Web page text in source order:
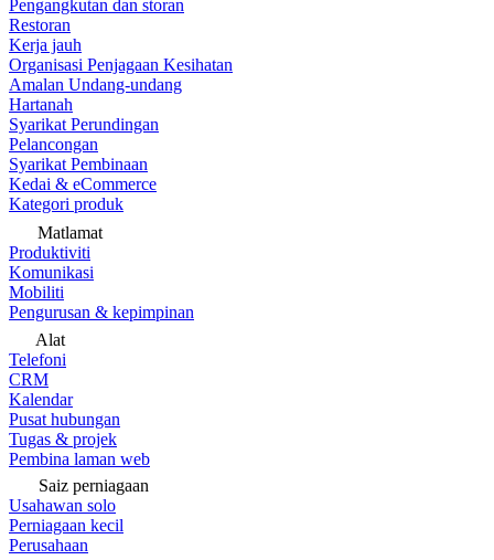
Pengangkutan dan storan
Restoran
Kerja jauh
Organisasi Penjagaan Kesihatan
Amalan Undang-undang
Hartanah
Syarikat Perundingan
Pelancongan
Syarikat Pembinaan
Kedai & eCommerce
Kategori produk
Matlamat
Produktiviti
Komunikasi
Mobiliti
Pengurusan & kepimpinan
Alat
Telefoni
CRM
Kalendar
Pusat hubungan
Tugas & projek
Pembina laman web
Saiz perniagaan
Usahawan solo
Perniagaan kecil
Perusahaan